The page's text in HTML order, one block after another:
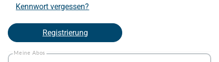
Kennwort vergessen?
Registrierung
Meine Abos